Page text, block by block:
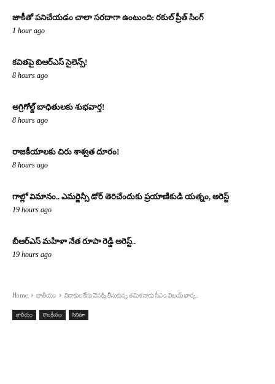
జాకీతో పనిచేయడం చాలా సరదాగా ఉంటుంది: రకుల్ ప్రీత్ సింగ్
1 hour ago
కవితపై బిఆర్ఎస్ సైలెన్స్!
8 hours ago
అగ్రిగోల్డ్ బాధితులకు శుభవార్త!
8 hours ago
రాజకీయాలకు చిరు శాశ్వత దూరం!
8 hours ago
గాల్లో విమానం.. ఎమర్జెన్సీ డోర్ తెరిచేందుకు ప్రయాణికుడి యత్నం, అరెస్ట్
19 hours ago
బీఆర్ఎస్ మహిళా నేత రూపా రెడ్డి అరెస్ట్..
19 hours ago